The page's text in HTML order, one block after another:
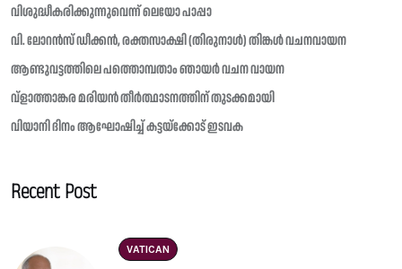
വിശുദ്ധീകരിക്കുന്നുവെന്ന് ലെയോ പാപ്പാ
വി. ലോറൻസ് ഡീക്കൻ, രക്തസാക്ഷി (തിരുനാൾ) തിങ്കൾ വചനവായന
ആണ്ടുവട്ടത്തിലെ പത്തൊമ്പതാം ഞായർ വചന വായന
വ്ളാത്താങ്കര മരിയൻ തീർത്ഥാടനത്തിന് തുടക്കമായി
വിയാനി ദിനം ആഘോഷിച്ച് കട്ടയ്ക്കോട് ഇടവക
Recent Post
VATICAN